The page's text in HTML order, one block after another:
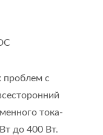
проблем с
тока-
до 400 Вт.